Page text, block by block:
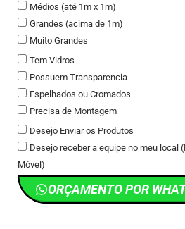
Médios (até 1m x 1m)
Grandes (acima de 1m)
Muito Grandes
Tem Vidros
Possuem Transparencia
Espelhados ou Cromados
Precisa de Montagem
Desejo Enviar os Produtos
Desejo receber a equipe no meu local
Móvel)
ORÇAMENTO POR